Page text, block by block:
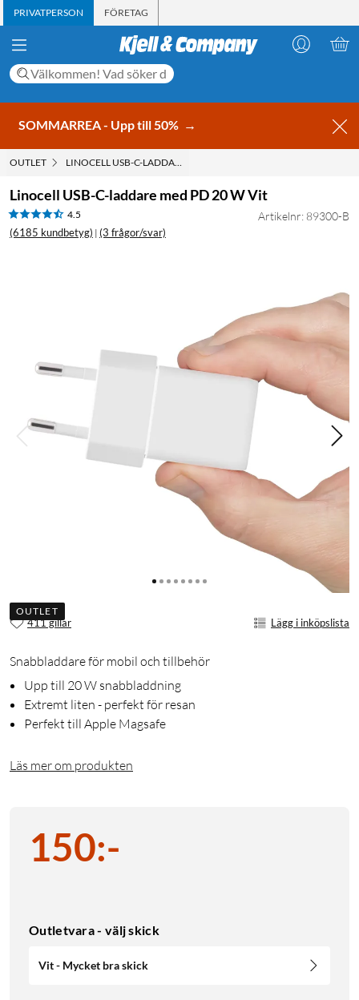
PRIVATPERSON FÖRETAG
SOMMARREA - Upp till 50% →
OUTLET LINOCELL USB-C-LADDARE MED PD 20 W VIT
Linocell USB-C-laddare med PD 20 W Vit
4.5
(6185 kundbetyg) | (3 frågor/svar)
Artikelnr: 89300-B
OUTLET
411 gillar Lägg i inköpslista
Snabbladdare för mobil och tillbehör
Upp till 20 W snabbladdning
Extremt liten - perfekt för resan
Perfekt till Apple Magsafe
Läs mer om produkten
150:-
Outletvara - välj skick
Vit - Mycket bra skick